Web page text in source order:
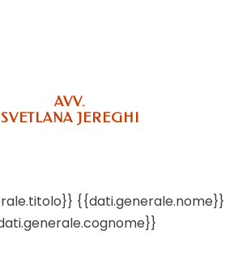
AVV.
SVETLANA JEREGHI